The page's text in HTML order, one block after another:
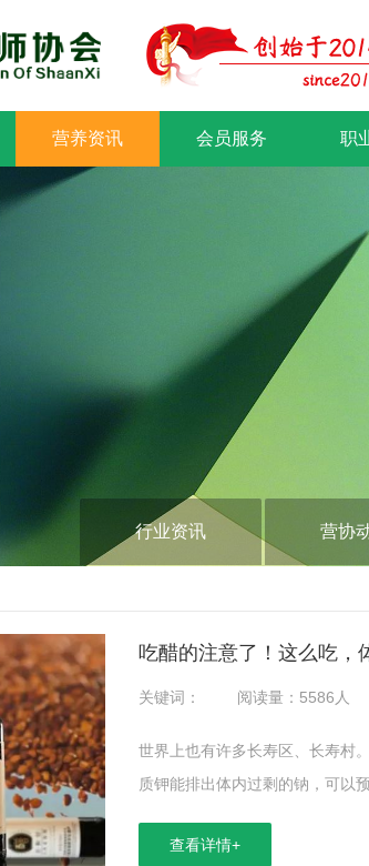
营养资讯 会员服务 职
行业资讯 营协
吃醋的注意了！这么吃，
关键词： 阅读量：5586人
世界上也有许多长寿区、长寿村
质钾能排出体内过剩的钠，可以
查看详情+